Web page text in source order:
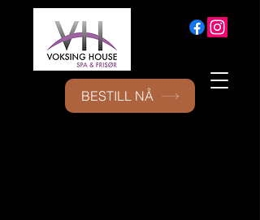
Ring/SMS:477 55 075
BESTILL NÅ